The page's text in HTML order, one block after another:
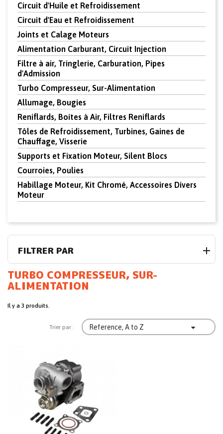
Circuit d'Huile et Refroidissement
Circuit d'Eau et Refroidissement
Joints et Calage Moteurs
Alimentation Carburant, Circuit Injection
Filtre à air, Tringlerie, Carburation, Pipes
d'Admission
Turbo Compresseur, Sur-Alimentation
Allumage, Bougies
Reniflards, Boites à Air, Filtres Reniflards
Tôles de Refroidissement, Turbines, Gaines de
Chauffage, Visserie
Supports et Fixation Moteur, Silent Blocs
Courroies, Poulies
Habillage Moteur, Kit Chromé, Accessoires Divers
Moteur
FILTRER PAR
TURBO COMPRESSEUR, SUR-
ALIMENTATION
Il y a 3 produits.
Trier par : Reference, A to Z 